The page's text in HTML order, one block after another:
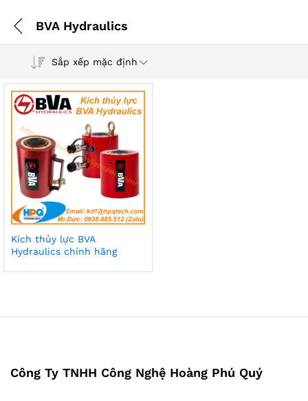
BVA Hydraulics
Sắp xếp mặc định
Kích thủy lực BVA
Hydraulics chính hãng
Công Ty TNHH Công Nghệ Hoàng Phú Quý